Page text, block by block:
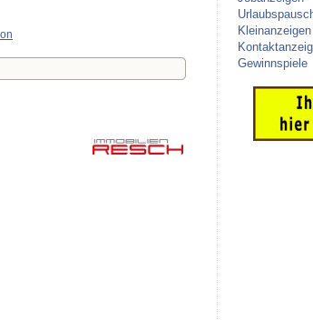
Kleinanzeigen
Gewinnspiele